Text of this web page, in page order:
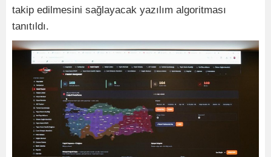
takip edilmesini sağlayacak yazılım algoritması
tanıtıldı.